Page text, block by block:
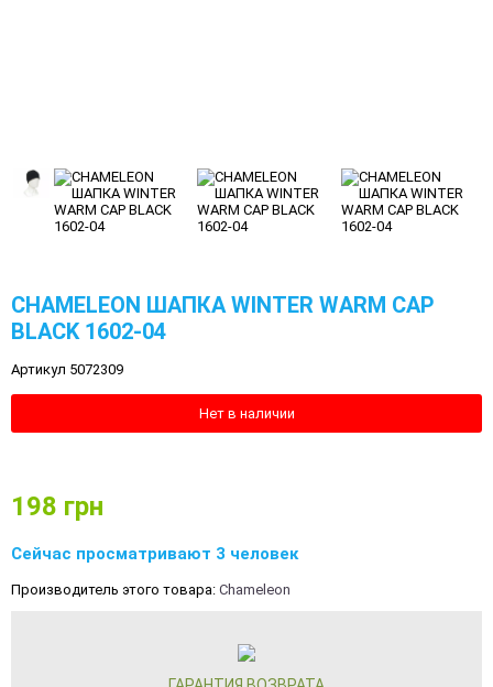
CHAMELEON ШАПКА WINTER WARM CAP
BLACK 1602-04
Артикул 5072309
Нет в наличии
198 грн
Сейчас просматривают 3 человек
Производитель этого товара: Chameleon